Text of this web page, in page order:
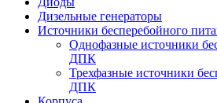
Дизельные генераторы
Источники бесперебойного
Однофазные источники
ДПК
Трехфазные источники
ДПК